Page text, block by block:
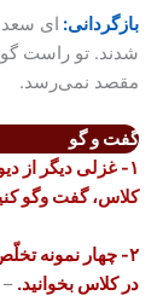
بازگردانی: ای
شدند. تو راست
مقصد نمی‌رسد.
گفت و گو
۱- غزلی دیگر از
کلاس، گفت وگو
۲- چهار نمونه
در کلاس بخوانید. –